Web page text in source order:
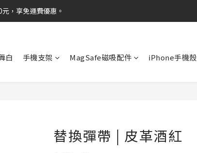
，享免運費優惠。
白 手機支架 MagSafe磁吸配件 iPhone手機殼
替換彈帶 | 皮革酒紅